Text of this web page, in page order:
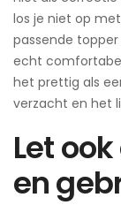
los je niet op
passende
echt
het prettig als
verzacht en het
Let
en